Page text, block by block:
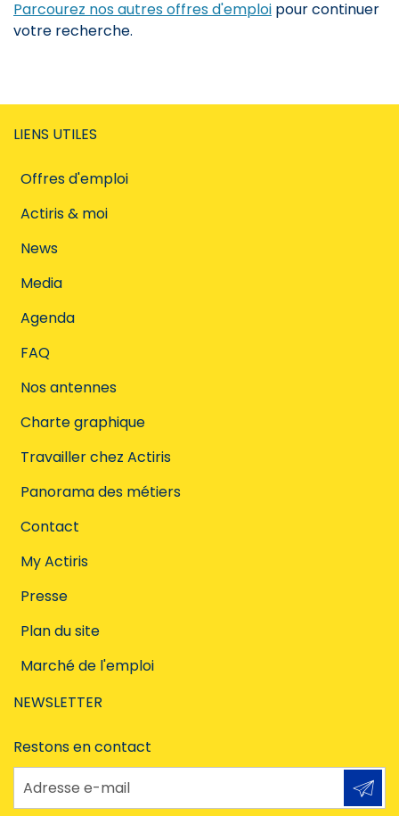
Parcourez nos autres offres d'emploi pour continuer
votre recherche.
LIENS UTILES
Offres d'emploi
Actiris & moi
News
Media
Agenda
FAQ
Nos antennes
Charte graphique
Travailler chez Actiris
Panorama des métiers
Contact
My Actiris
Presse
Plan du site
Marché de l'emploi
NEWSLETTER
Restons en contact
Adresse e-mail